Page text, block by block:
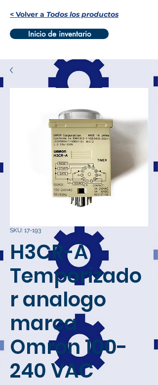
< Volver a Todos los productos
Inicio de inventario
SKU: 17-193
H3CR-A
Temporizado
r analogo
marca
Omron 100-
240 VAC